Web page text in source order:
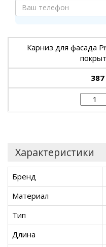
Карниз для фасада
387
Характеристики
Бренд
Материал
Тип
Длина